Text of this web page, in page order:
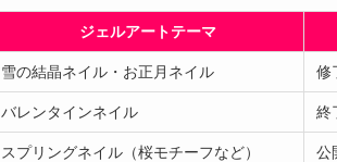
ジェルアートテーマ
雪の結晶ネイル・お正月ネイル 修
バレンタインネイル 終
スプリングネイル（桜モチーフなど） 公